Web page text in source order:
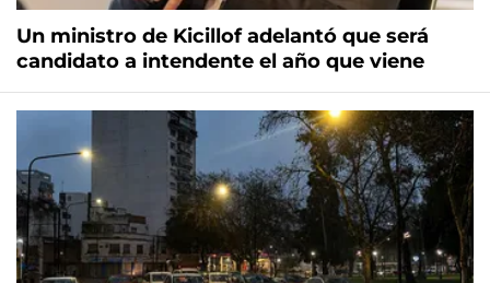
Un ministro de Kicillof adelantó que será
candidato a intendente el año que viene